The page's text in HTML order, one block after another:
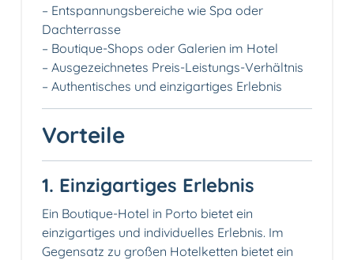
– Entspannungsbereiche wie Spa oder
Dachterrasse
– Boutique-Shops oder Galerien im Hotel
– Ausgezeichnetes Preis-Leistungs-Verhältnis
– Authentisches und einzigartiges Erlebnis
Vorteile
1. Einzigartiges Erlebnis
Ein Boutique-Hotel in Porto bietet ein
einzigartiges und individuelles Erlebnis. Im
Gegensatz zu großen Hotelketten bietet ein